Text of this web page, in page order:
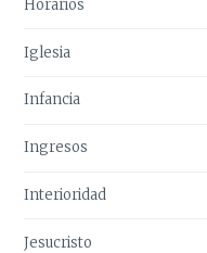
Horarios
Iglesia
Infancia
Ingresos
Interioridad
Jesucristo